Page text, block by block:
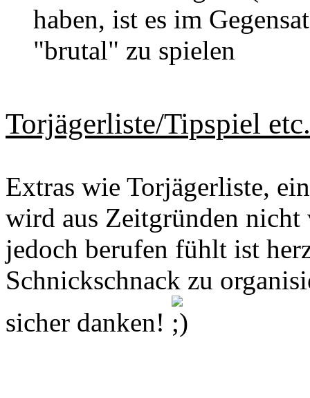
haben, ist es im
"brutal" zu spielen
Torjägerliste/Tipspiel etc.
Extras wie Torjägerliste,
wird aus Zeitgründen
jedoch berufen fühlt ist
Schnickschnack zu
sicher danken!